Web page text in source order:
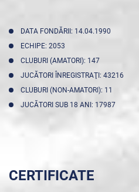
DATA FONDĂRII: 14.04.1990
ECHIPE: 2053
CLUBURI (AMATORI): 147
JUCĂTORI ÎNREGISTRAŢI: 43216
CLUBURI (NON-AMATORI): 11
JUCĂTORI SUB 18 ANI: 17987
CERTIFICATE